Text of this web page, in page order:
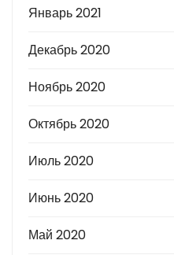
Январь 2021
Декабрь 2020
Ноябрь 2020
Октябрь 2020
Июль 2020
Июнь 2020
Май 2020